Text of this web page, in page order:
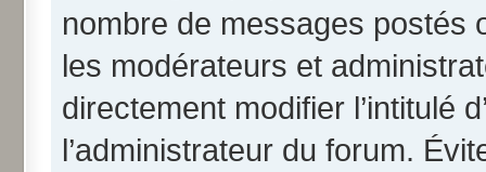
nombre de messages postés
les modérateurs et
directement modifier l’intitulé
l’administrateur du forum.